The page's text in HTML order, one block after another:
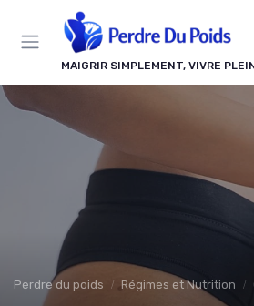
MAIGRIR SIMPLEMENT, VIVRE
Perdre du poids Régimes et Nutrition
Panneau de gestion des cookies